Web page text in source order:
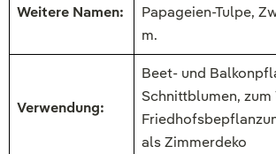
Weitere Namen:
Papageien-Tulpe,
m.
Verwendung:
Beet- und
Schnittblumen,
als Zimmerdeko